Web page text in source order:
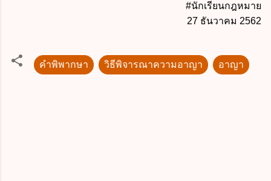
#นักเรียนกฎหมาย
27 ธันวาคม 2562
คำพิพากษา วิธีพิจารณาความอาญา อาญา